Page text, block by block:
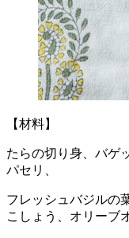
【材料】
たらの切り身、バゲ
パセリ、
フレッシュバジルの
こしょう、オリーブ